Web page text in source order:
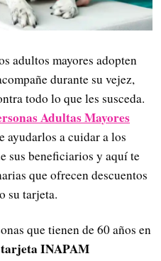
adultos mayores adopten
durante su vejez,
todo lo que les susceda.
Adultas Mayores
ayudarlos a cuidar a los
sus beneficiarios y aquí te
que ofrecen descuentos
su tarjeta.
que tienen de 60 años en
INAPAM